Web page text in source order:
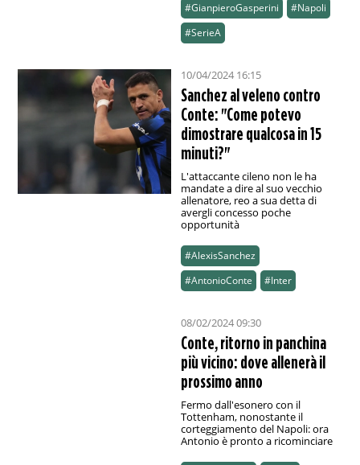
#GianpieroGasperini
#Napoli
#SerieA
10/04/2024 16:15
Sanchez al veleno contro
Conte: "Come potevo
dimostrare qualcosa in 15
minuti?"
L'attaccante cileno non le ha
mandate a dire al suo vecchio
allenatore, reo a sua detta di
avergli concesso poche
opportunità
#AlexisSanchez
#AntonioConte
#Inter
08/02/2024 09:30
Conte, ritorno in panchina
più vicino: dove allenerà il
prossimo anno
Fermo dall'esonero con il
Tottenham, nonostante il
corteggiamento del Napoli: ora
Antonio è pronto a ricominciare